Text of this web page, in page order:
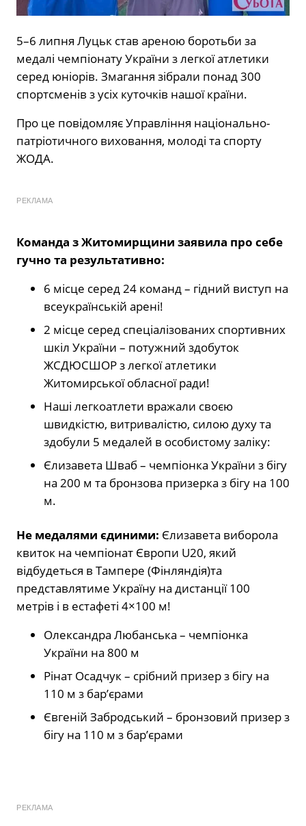
5–6 липня Луцьк став ареною боротьби за
медалі чемпіонату України з легкої атлетики
серед юніорів. Змагання зібрали понад 300
спортсменів з усіх куточків нашої країни.
Про це повідомляє Управління національно-
патріотичного виховання, молоді та спорту
ЖОДА.
РЕКЛАМА
Команда з Житомирщини заявила про себе
гучно та результативно:
6 місце серед 24 команд – гідний виступ на
всеукраїнській арені!
2 місце серед спеціалізованих спортивних
шкіл України – потужний здобуток
ЖСДЮСШОР з легкої атлетики
Житомирської обласної ради!
Наші легкоатлети вражали своєю
швидкістю, витривалістю, силою духу та
здобули 5 медалей в особистому заліку:
Єлизавета Шваб – чемпіонка України з бігу
на 200 м та бронзова призерка з бігу на 100
м.
Не медалями єдиними: Єлизавета виборола
квиток на чемпіонат Європи U20, який
відбудеться в Тампере (Фінляндія)та
представлятиме Україну на дистанції 100
метрів і в естафеті 4×100 м!
Олександра Любанська – чемпіонка
України на 800 м
Рінат Осадчук – срібний призер з бігу на
110 м з бар’єрами
Євгеній Забродський – бронзовий призер з
бігу на 110 м з бар’єрами
РЕКЛАМА